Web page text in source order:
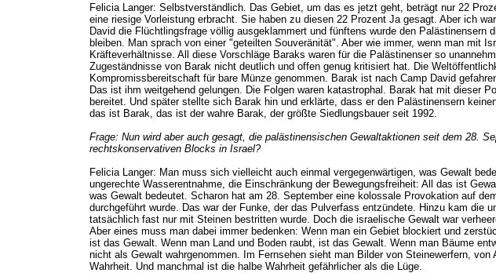
Felicia Langer: Selbstverständlich. Das Gebiet, um das es jetzt geht, beträgt nur 22
eine riesige Vorleistung erbracht. Sie haben zu diesen 22 Prozent Ja gesagt. Aber ich
David die Flüchtlingsfrage völlig ausgeklammert und fünftens wurde den
bleiben. Man sprach von einer "geteilten Souveränität". Aber wie immer, wenn man mit
Kräfteverhältnisse. All diese Vorschläge Baraks waren für die Palästinenser so
Zugeständnisse von Barak nicht deutlich und offen genug kritisiert hat. Die
Kompromissbereitschaft für bare Münze genommen. Barak ist nach Camp David
Das ist ihm weitgehend gelungen. Die Folgen waren katastrophal. Barak hat mit dieser
bereitet. Und später stellte sich Barak hin und erklärte, dass er den Palästinensern
das ist Barak, das ist der wahre Barak, der größte Siedlungsbauer seit 1992.
Frage: Nun wird aber auch gesagt, die palästinensischen Gewaltaktionen seit dem 28.
rechtskonservativen Blocks in Israel?
Felicia Langer: Man muss sich vielleicht auch einmal vergegenwärtigen, was Gewalt
ungerechte Wasserentnahme, die Einschränkung der Bewegungsfreiheit: All das ist
was Gewalt bedeutet. Scharon hat am 28. September eine kolossale Provokation auf
durchgeführt wurde. Das war der Funke, der das Pulverfass entzündete. Hinzu kam die
tatsächlich fast nur mit Steinen bestritten wurde. Doch die israelische Gewalt war
Aber eines muss man dabei immer bedenken: Wenn man ein Gebiet blockiert und
ist das Gewalt. Wenn man Land und Boden raubt, ist das Gewalt. Wenn man Bäume
nicht als Gewalt wahrgenommen. Im Fernsehen sieht man Bilder von Steinewerfern,
Wahrheit. Und manchmal ist die halbe Wahrheit gefährlicher als die Lüge.